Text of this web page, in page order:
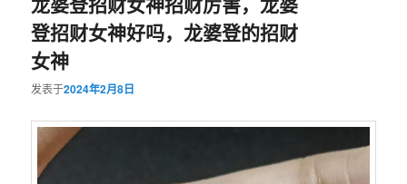
登招财女神好吗，龙婆登的招财
女神
发表于2024年2月8日